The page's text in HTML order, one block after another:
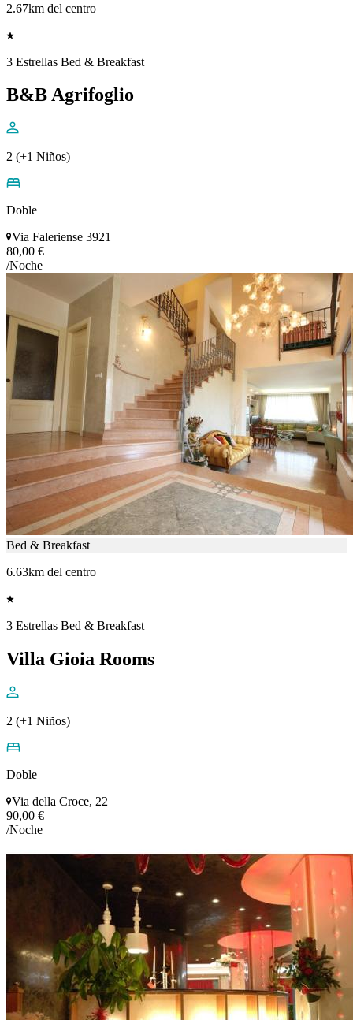
2.67km del centro
3 Estrellas Bed & Breakfast
B&B Agrifoglio
2 (+1 Niños)
Doble
Via Faleriense 3921
80,00 €
/Noche
Bed & Breakfast
6.63km del centro
3 Estrellas Bed & Breakfast
Villa Gioia Rooms
2 (+1 Niños)
Doble
Via della Croce, 22
90,00 €
/Noche